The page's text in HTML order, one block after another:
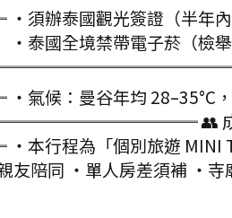
（半年內 2 吋白底
泰國全境禁帶電子菸（檢
28–35°C，雨季
👥 成團
遊 MINI TOUR」
陪同 ・單人房差須補 ・